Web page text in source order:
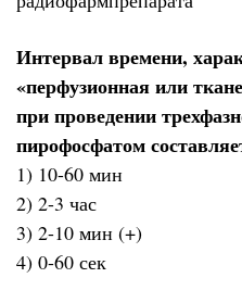
Интервал времени,
«перфузионная или
при проведении
пирофосфатом
1) 10-60 мин
2) 2-3 час
3) 2-10 мин (+)
4) 0-60 сек